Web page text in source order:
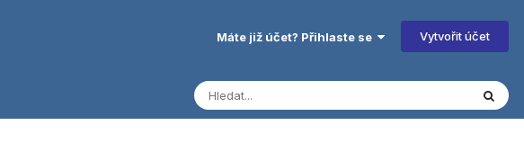
Máte již účet? Přihlaste se Vytvořit účet